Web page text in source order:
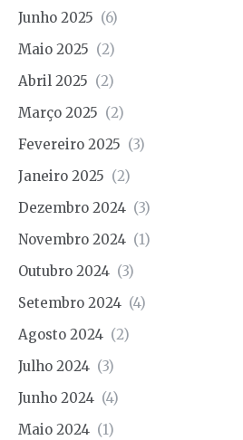
Junho 2025 (6)
Maio 2025 (2)
Abril 2025 (2)
Março 2025 (2)
Fevereiro 2025 (3)
Janeiro 2025 (2)
Dezembro 2024 (3)
Novembro 2024 (1)
Outubro 2024 (3)
Setembro 2024 (4)
Agosto 2024 (2)
Julho 2024 (3)
Junho 2024 (4)
Maio 2024 (1)